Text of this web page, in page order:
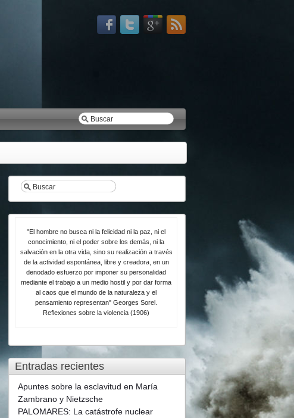
"El hombre no busca ni la felicidad ni la paz, ni el
conocimiento, ni el poder sobre los demás, ni la
salvación en la otra vida, sino su realización a través
de la actividad espontánea, libre y creadora, en un
denodado esfuerzo por imponer su personalidad
mediante el trabajo a un medio hostil y por dar forma
al caos que el mundo de la naturaleza y el
pensamiento representan" Georges Sorel.
Reflexiones sobre la violencia (1906)
Entradas recientes
Apuntes sobre la esclavitud en María
Zambrano y Nietzsche
PALOMARES: La catástrofe nuclear